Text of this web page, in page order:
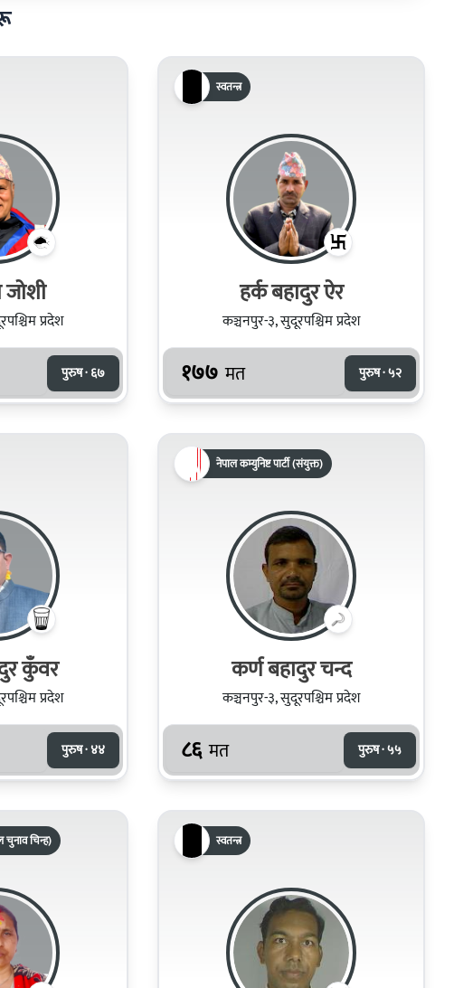
जोशी
प्रदेश
पुरुष · ६७
स्वतन्त्र
हर्क बहादुर ऐर
कञ्चनपुर-३, सुदूरपश्चिम प्रदेश
१७७ मत पुरुष · ५२
कुँवर
प्रदेश
पुरुष · ४४
नेपाल कम्युनिष्ट पार्टी (संयुक्त)
कर्ण बहादुर चन्द
कञ्चनपुर-३, सुदूरपश्चिम प्रदेश
८६ मत पुरुष · ५५
चिन्ह) स्वतन्त्र